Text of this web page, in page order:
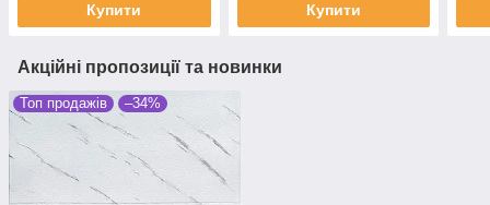
Купити Купити
Акційні пропозиції та новинки
Топ продажів –34%